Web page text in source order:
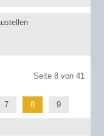
Seite 8 von 41
7 8
9